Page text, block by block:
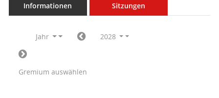
Informationen Sitzungen
Jahr 2028
Gremium auswählen